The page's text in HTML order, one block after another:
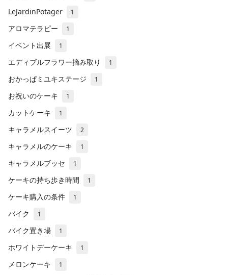
LeJardinPotager 1
アロマテラピー 1
イベント出展 1
エディブルフラワー摘み取り 1
おかっぱミユキステージ 1
お祝いのケーキ 1
カットケーキ 1
キャラメルスイーツ 2
キャラメルのケーキ 1
キャラメルブッセ 1
ケーキの持ち歩き時間 1
ケーキ購入の条件 1
バイク 1
バイク置き場 1
ホワイトデーケーキ 1
メロンケーキ 1